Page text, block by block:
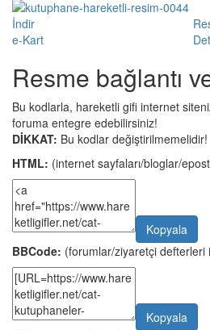
İndir
e-Kart
Resme bağlantı
Bu kodlarla, hareketli gifi internet
foruma entegre edebilirsiniz!
DİKKAT: Bu kodlar değiştirilmemelidir!
HTML: (internet sayfaları/bloglar/
Kopyala
BBCode: (forumlar/ziyaretçi defterleri
Kopyala